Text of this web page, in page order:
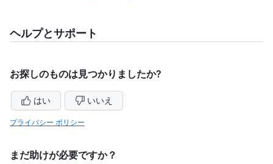
ヘルプとサポート
お探しのものは見つかりましたか?
はい いいえ
プライバシー ポリシー
まだ助けが必要ですか？